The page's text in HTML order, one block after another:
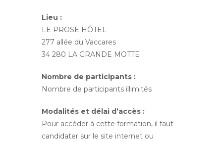
Lieu :
LE PROSE HÔTEL
277 allée du Vaccares
34 280 LA GRANDE MOTTE
Nombre de participants :
Nombre de participants illimités
Modalités et délai d’accès :
Pour accéder à cette formation, il faut
candidater sur le site internet ou